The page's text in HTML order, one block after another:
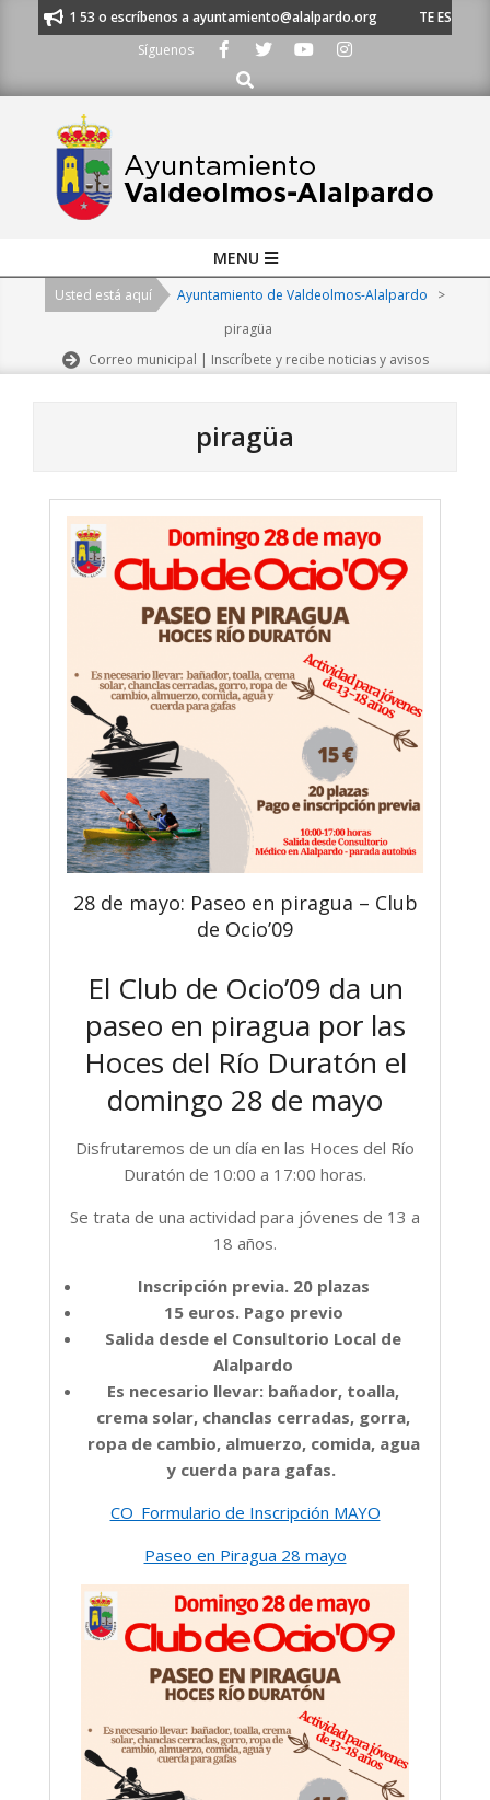
620 21 53 o escríbenos a ayuntamiento@alalpardo.org
TE
Síguenos
Buscar
Navigation
MENU
Usted está aquí Ayuntamiento de Valdeolmos-Alalpardo
>
piragüa
Correo municipal | Inscríbete y recibe noticias y avisos
piragüa
28 de mayo: Paseo en piragua – Club
de Ocio’09
El Club de Ocio’09 da un
paseo en piragua por las
Hoces del Río Duratón el
domingo 28 de mayo
Disfrutaremos de un día en las Hoces del Río
Duratón de 10:00 a 17:00 horas.
Se trata de una actividad para jóvenes de 13 a
18 años.
Inscripción previa. 20 plazas
15 euros. Pago previo
Salida desde el Consultorio Local de
Alalpardo
Es necesario llevar: bañador, toalla,
crema solar, chanclas cerradas, gorra,
ropa de cambio, almuerzo, comida, agua
y cuerda para gafas.
CO_Formulario de Inscripción MAYO
Paseo en Piragua 28 mayo